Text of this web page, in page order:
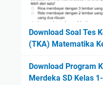
Download Soal Tes
(TKA) Matematika
Download Program
Merdeka SD Kelas